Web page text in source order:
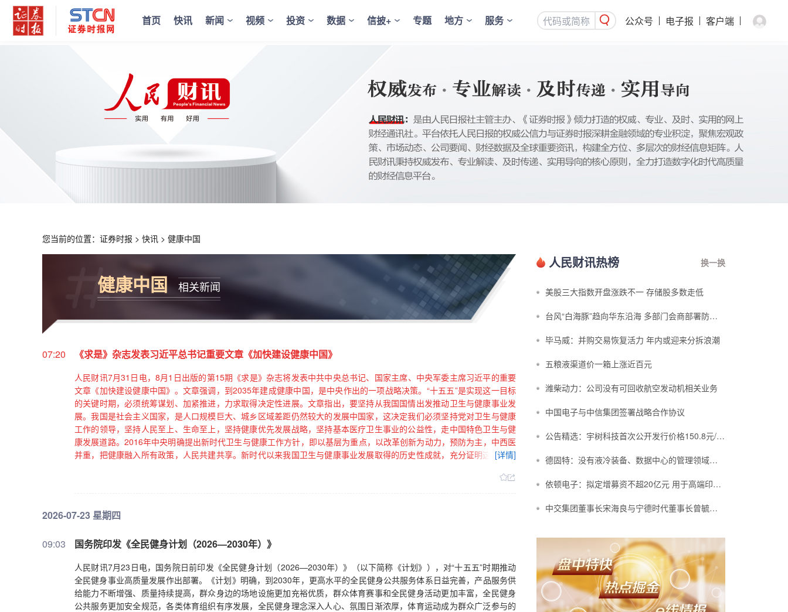
首页 快讯 新闻 视频 投资 数据 信披+ 专题 地方 服务 公众号 电子报 客户端
您当前的位置： 证券时报 > 快讯 > 健康中国
健康中国 相关新闻
07:20 《求是》杂志发表习近平总书记重要文章《加快建设健康中国》
人民财讯7月31日电，8月1日出版的第15期《求是》杂志将发表中共中央总书记、国家主席、中央军委主席习近平的重要
文章《加快建设健康中国》。文章强调，到2035年建成健康中国，是中央作出的一项战略决策。“十五五”是实现这一目标
的关键时期，必须统筹谋划、加紧推进，力求取得决定性进展。文章指出，要坚持从我国国情出发推动卫生与健康事业发
展。我国是社会主义国家，是人口规模巨大、城乡区域差距仍然较大的发展中国家，这决定我们必须坚持党对卫生与健康
工作的领导，坚持人民至上、生命至上，坚持健康优先发展战略，坚持基本医疗卫生事业的公益性，走中国特色卫生与健
康发展道路。2016年中央明确提出新时代卫生与健康工作方针，即以基层为重点，以改革创新为动力，预防为主，中西医
并重，把健康融入所有政策，人民共建共享。新时代以来我国卫生与健康事业发展取得的历史性成就，充分证明这些要求
策举措，但是走中国特色卫生与健康发展道路不能动摇，贯彻新时代卫生与健康工作方针不能动摇。在这些根本问题上，
工作，集中力量和资源推动，不断取得新的成效。要健全公共卫生体系，深化社会共治、医防协同、医防融合，强化传染
程，推进中西医结合，扩大康复护理和安宁疗护等服务供给。倡导健康文明的生活方式，进一步提高全民健康素养。文章
健康理念融入公共政策制定实施的全过程。深化公立医院改革和医保支付方式改革，完善医疗、医保、医药协同发展和治
理机制。推动科技创新成果在卫生健康领域转化运用，推进全民健康数智化建设。加强卫生健康行业的党建工作，调动广
大医务人员的积极性主动性创造性，弘扬优良医德医风，着力营造风清气正的行业环境。（新华社）
[详情]
2026-07-23 星期四
09:03 国务院印发《全民健身计划（2026—2030年）》
人民财讯7月23日电，国务院日前印发《全民健身计划（2026—2030年）》（以下简称《计划》），对“十五五”时期推动
全民健身事业高质量发展作出部署。《计划》明确，到2030年，更高水平的全民健身公共服务体系日益完善，产品服务供
给能力不断增强、质量持续提高，群众身边的场地设施更加充裕优质，群众体育赛事和全民健身活动更加丰富，全民健身
公共服务更加安全规范，各类体育组织有序发展，全民健身理念深入人心、氛围日渐浓厚，体育运动成为群众广泛参与的
人民财讯热榜 换一换
美股三大指数开盘涨跌不一 存储股多数走低
台风“白海豚”趋向华东沿海 多部门会商部署防汛防台风工作
毕马威：并购交易恢复活力 年内或迎来分拆浪潮
五粮液渠道价一箱上涨近百元
潍柴动力：公司没有可回收航空发动机相关业务
中国电子与中信集团签署战略合作协议
公告精选：宇树科技首次公开发行价格150.8元/股；中复神鹰拟定增募资不超3...
德固特：没有液冷装备、数据中心的管理领域布局或产业规划
依顿电子：拟定增募资不超20亿元 用于高端印制电路板等项目
中交集团董事长宋海良与宁德时代董事长曾毓群举行会谈